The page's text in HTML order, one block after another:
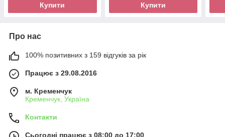
Купити Купити
Про нас
100% позитивних з 159 відгуків за рік
Працює з 29.08.2016
м. Кременчук
Кременчук, Україна
Контакти
Сьогодні працює з 08:00 до 17:00